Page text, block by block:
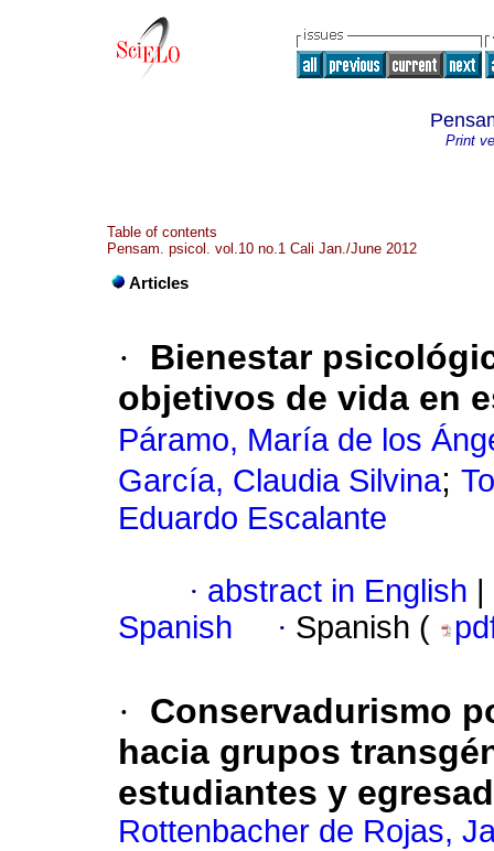
Print
Table of contents
Pensam. psicol. vol.10 no.1 Cali Jan./June 2012
Articles
·
Bienestar
objetivos de vida en
Páramo, María de los
García, Claudia Silvina;
Eduardo Escalante
· abstract in English
Spanish
· Spanish (
·
Conservadurismo
hacia grupos
estudiantes y
Rottenbacher de Rojas,